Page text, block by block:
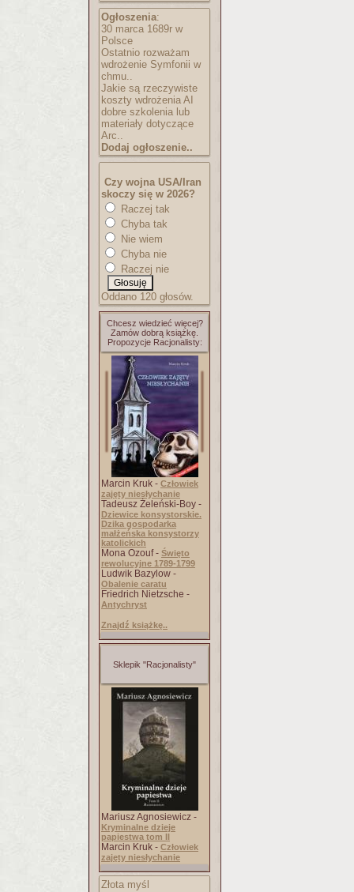
Ogłoszenia:
30 marca 1689r w
Polsce
Ostatnio rozważam
wdrożenie Symfonii w
chmu..
Jakie są rzeczywiste
koszty wdrożenia AI
dobre szkolenia lub
materiały dotyczące
Arc..
Dodaj ogłoszenie..
Czy wojna USA/Iran
skoczy się w 2026?
Raczej tak
Chyba tak
Nie wiem
Chyba nie
Raczej nie
Oddano 120 głosów.
Chcesz wiedzieć więcej?
Zamów dobrą książkę.
Propozycje Racjonalisty:
Marcin Kruk - Człowiek
zajęty niesłychanie
Tadeusz Żeleński-Boy -
Dziewice konsystorskie.
Dzika gospodarka
małżeńska konsystorzy
katolickich
Mona Ozouf - Święto
rewolucyjne 1789-1799
Ludwik Bazylow -
Obalenie caratu
Friedrich Nietzsche -
Antychryst
Znajdź książkę..
Sklepik "Racjonalisty"
Mariusz Agnosiewicz -
Kryminalne dzieje
papiestwa tom II
Marcin Kruk - Człowiek
zajęty niesłychanie
Złota myśl